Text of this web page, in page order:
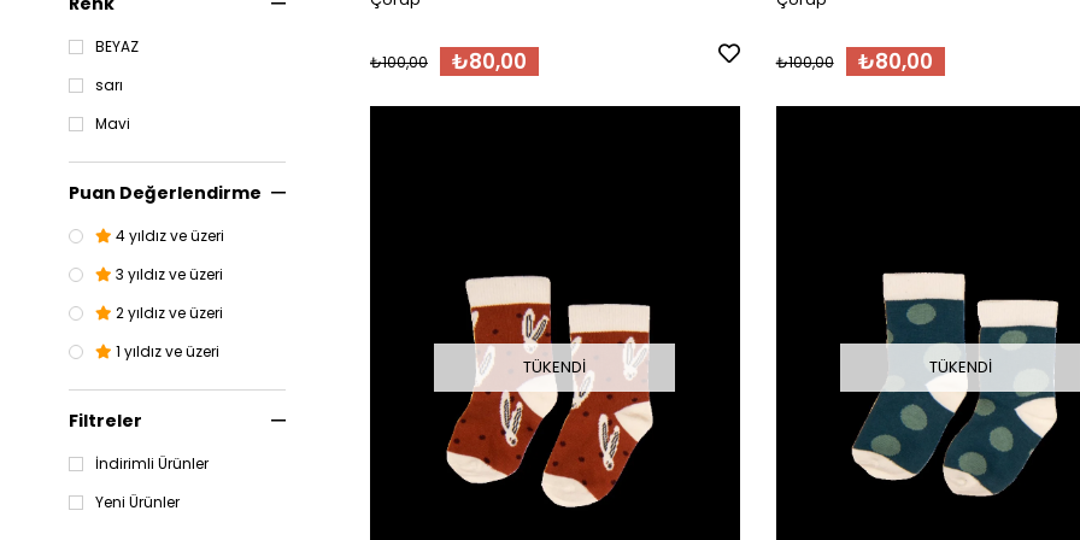
BEYAZ
sarı
Mavi
Puan Değerlendirme
4 yıldız ve üzeri
3 yıldız ve üzeri
2 yıldız ve üzeri
1 yıldız ve üzeri
Filtreler
İndirimli Ürünler
Yeni Ürünler
₺80,00
₺100,00 ₺80,00
₺100,00
TÜKENDI TÜKENDI